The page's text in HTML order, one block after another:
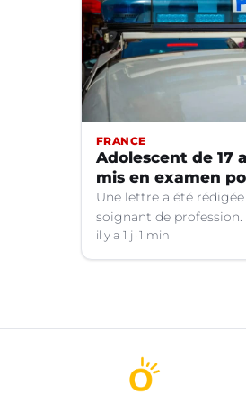
FRANCE
Adolescent de 17
mis en examen
Une lettre a été
soignant de profession.
il y a 1 j 1 min